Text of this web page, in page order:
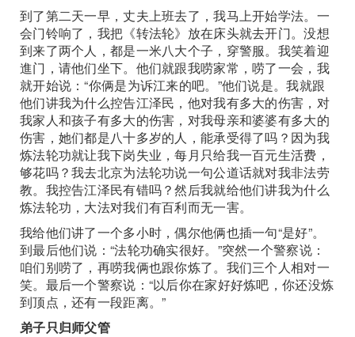
到了第二天一早，丈夫上班去了，我马上开始学法。一
会门铃响了，我把《转法轮》放在床头就去开门。没想
到来了两个人，都是一米八大个子，穿警服。我笑着迎
進门，请他们坐下。他们就跟我唠家常，唠了一会，我
就开始说：“你俩是为诉江来的吧。”他们说是。我就跟
他们讲我为什么控告江泽民，他对我有多大的伤害，对
我家人和孩子有多大的伤害，对我母亲和婆婆有多大的
伤害，她们都是八十多岁的人，能承受得了吗？因为我
炼法轮功就让我下岗失业，每月只给我一百元生活费，
够花吗？我去北京为法轮功说一句公道话就对我非法劳
教。我控告江泽民有错吗？然后我就给他们讲我为什么
炼法轮功，大法对我们有百利而无一害。
我给他们讲了一个多小时，偶尔他俩也插一句“是好”。
到最后他们说：“法轮功确实很好。”突然一个警察说：
咱们别唠了，再唠我俩也跟你炼了。我们三个人相对一
笑。最后一个警察说：“以后你在家好好炼吧，你还没炼
到顶点，还有一段距离。”
弟子只归师父管